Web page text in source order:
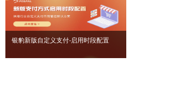
银豹新版自定义支付‑启用时段配置